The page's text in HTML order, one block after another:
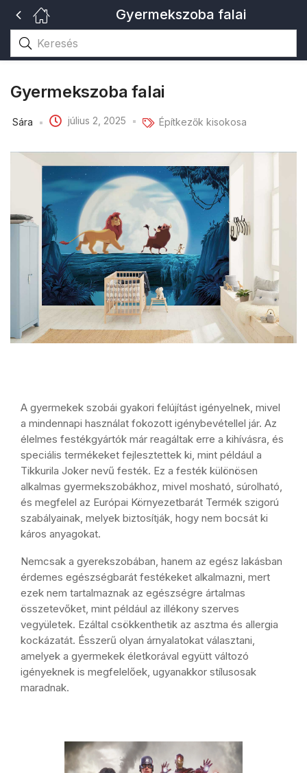
Gyermekszoba falai
Gyermekszoba falai
Sára július 2, 2025 Építkezők kisokosa
A gyermekek szobái gyakori felújítást igényelnek, mivel
a mindennapi használat fokozott igénybevétellel jár. Az
élelmes festékgyártók már reagáltak erre a kihívásra, és
speciális termékeket fejlesztettek ki, mint például a
Tikkurila Joker nevű festék. Ez a festék különösen
alkalmas gyermekszobákhoz, mivel mosható, súrolható,
és megfelel az Európai Környezetbarát Termék szigorú
szabályainak, melyek biztosítják, hogy nem bocsát ki
káros anyagokat.
Nemcsak a gyerekszobában, hanem az egész lakásban
érdemes egészségbarát festékeket alkalmazni, mert
ezek nem tartalmaznak az egészségre ártalmas
összetevőket, mint például az illékony szerves
vegyületek. Ezáltal csökkenthetik az asztma és allergia
kockázatát. Ésszerű olyan árnyalatokat választani,
amelyek a gyermekek életkorával együtt változó
igényeknek is megfelelőek, ugyanakkor stílusosak
maradnak.